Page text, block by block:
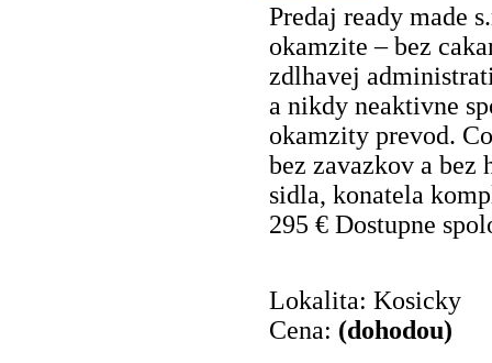
Predaj ready made
okamzite – bez
zdlhavej
a nikdy neaktivne
okamzity prevod.
bez zavazkov a bez
sidla, konatela
295 € Dostupne
Lokalita: Kosicky
Cena: (dohodou)